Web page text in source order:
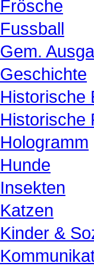
Frösche
Fussball
Gem.
Geschichte
Historische
Historische
Hologramm
Hunde
Insekten
Katzen
Kinder &